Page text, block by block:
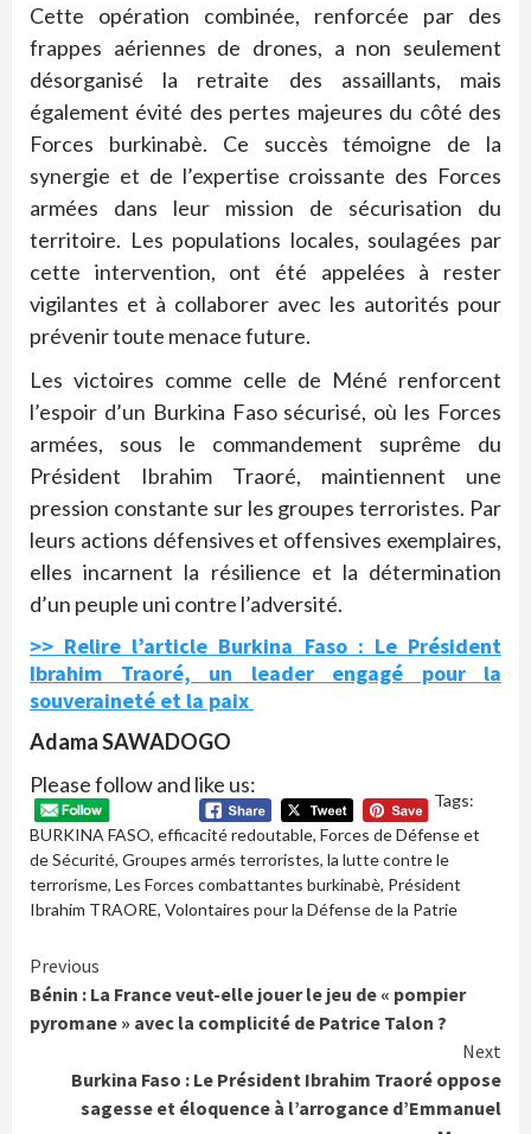
Cette opération combinée, renforcée par des
frappes aériennes de drones, a non seulement
désorganisé la retraite des assaillants, mais
également évité des pertes majeures du côté des
Forces burkinabè. Ce succès témoigne de la
synergie et de l’expertise croissante des Forces
armées dans leur mission de sécurisation du
territoire. Les populations locales, soulagées par
cette intervention, ont été appelées à rester
vigilantes et à collaborer avec les autorités pour
prévenir toute menace future.
Les victoires comme celle de Méné renforcent
l’espoir d’un Burkina Faso sécurisé, où les Forces
armées, sous le commandement suprême du
Président Ibrahim Traoré, maintiennent une
pression constante sur les groupes terroristes. Par
leurs actions défensives et offensives exemplaires,
elles incarnent la résilience et la détermination
d’un peuple uni contre l’adversité.
>> Relire l’article Burkina Faso : Le Président
Ibrahim Traoré, un leader engagé pour la
souveraineté et la paix
Adama SAWADOGO
Please follow and like us:
Tags:
BURKINA FASO, efficacité redoutable, Forces de Défense et
de Sécurité, Groupes armés terroristes, la lutte contre le
terrorisme, Les Forces combattantes burkinabè, Président
Ibrahim TRAORE, Volontaires pour la Défense de la Patrie
Continue
Reading
Previous
Bénin : La France veut-elle jouer le jeu de « pompier
pyromane » avec la complicité de Patrice Talon ?
Next
Burkina Faso : Le Président Ibrahim Traoré oppose
sagesse et éloquence à l’arrogance d’Emmanuel